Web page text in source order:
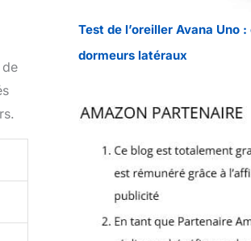
Test de l’oreiller Avana Uno
dormeurs latéraux